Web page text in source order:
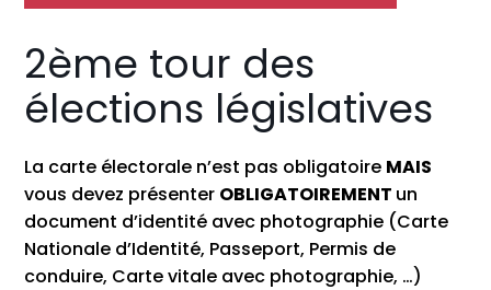
2ème tour des
élections législatives
La carte électorale n’est pas obligatoire MAIS
vous devez présenter OBLIGATOIREMENT un
document d’identité avec photographie (Carte
Nationale d’Identité, Passeport, Permis de
conduire, Carte vitale avec photographie, …)